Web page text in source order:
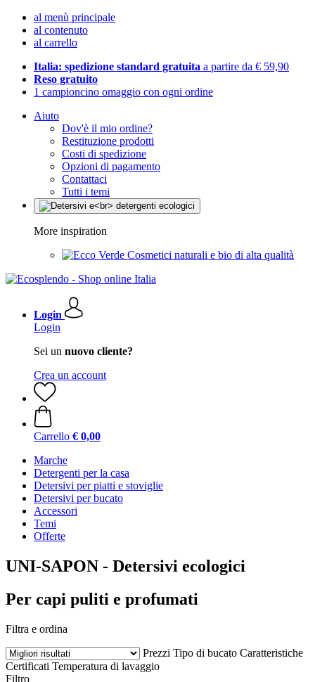
al menù principale
al contenuto
al carrello
Italia: spedizione standard gratuita a partire da € 59,90
Reso gratuito
1 campioncino omaggio con ogni ordine
Aiuto
Dov'è il mio ordine?
Restituzione prodotti
Costi di spedizione
Opzioni di pagamento
Contattaci
Tutti i temi
More inspiration
Cosmetici naturali e bio di alta qualità
Login
Login
Sei un nuovo cliente?
Crea un account
Carrello € 0,00
Marche
Detergenti per la casa
Detersivi per piatti e stoviglie
Detersivi per bucato
Accessori
Temi
Offerte
UNI-SAPON - Detersivi ecologici
Per capi puliti e profumati
Filtra e ordina
Prezzi Tipo di bucato Caratteristiche
Certificati Temperatura di lavaggio
Filtro